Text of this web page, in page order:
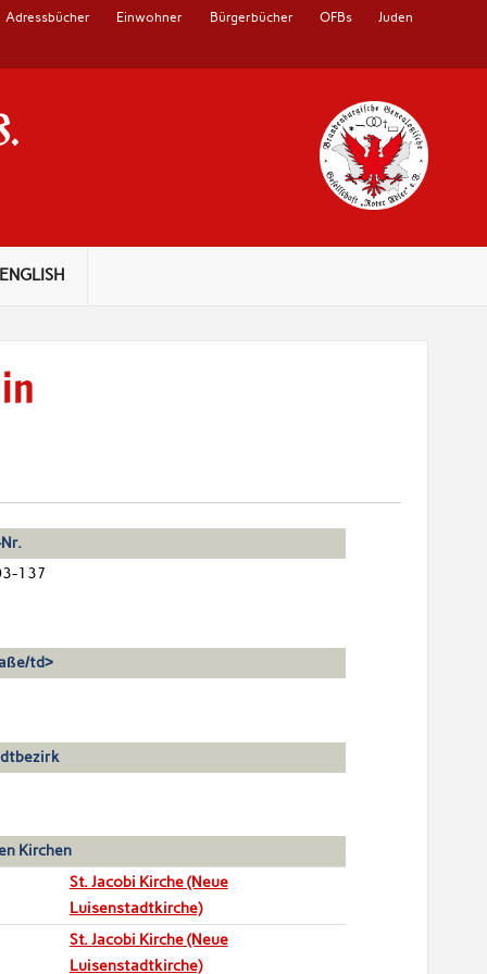
Adressbücher Einwohner Bürgerbücher OFBs Juden
ENGLISH
137
td>
Kirchen
St. Jacobi Kirche (Neue
Luisenstadtkirche)
St. Jacobi Kirche (Neue
Luisenstadtkirche)